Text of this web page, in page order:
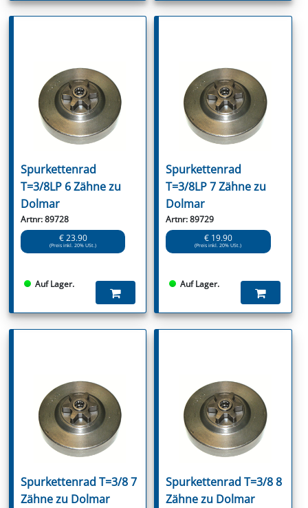
Spurkettenrad
T=3/8LP 6 Zähne zu
Dolmar
Artnr: 89728
€ 23.90
(Preis inkl. 20% USt.)
Auf Lager.
Spurkettenrad
T=3/8LP 7 Zähne zu
Dolmar
Artnr: 89729
€ 19.90
(Preis inkl. 20% USt.)
Auf Lager.
Spurkettenrad T=3/8 7
Zähne zu Dolmar
Spurkettenrad T=3/8 8
Zähne zu Dolmar